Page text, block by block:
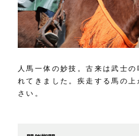
人馬一体の妙技。古来は武士
れてきました。疾走する馬の
さい。